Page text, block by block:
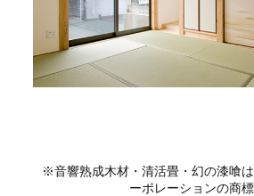
※音響熟成木材・清活畳・幻の漆喰
ーポレーションの商